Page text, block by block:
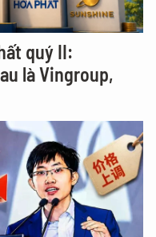
quý II:
là Vingroup,